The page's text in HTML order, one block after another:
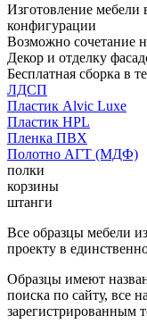
Изготовление
конфигурации
Возможно сочетание
Декор и отделку
Бесплатная сборка в
ЛДСП
Пластик Alvic Luxe
Пластик HPL
Пленка ПВХ
Полотно АГТ (МДФ)
полки
корзины
штанги
Все образцы мебели
проекту в
Образцы имеют
поиска по сайту, все
зарегистрированным